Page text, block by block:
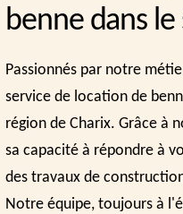
benne dans
Passionnés par notre
service de location de
région de Charix. Grâce à
sa capacité à répondre à
des travaux de
Notre équipe, toujours à